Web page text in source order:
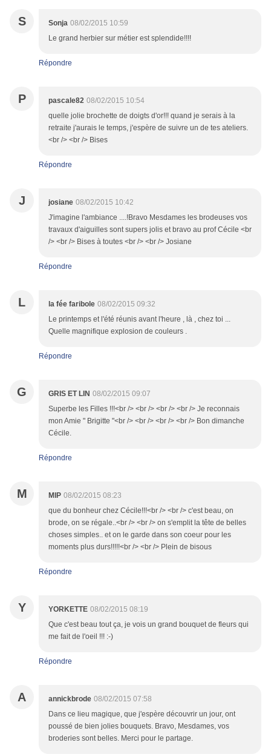
S Sonja 08/02/2015 10:59
Le grand herbier sur métier est splendide!!!!
Répondre
P pascale82 08/02/2015 10:54
quelle jolie brochette de doigts d'or!!! quand je serais à la
retraite j'aurais le temps, j'espère de suivre un de tes ateliers.
<br /> <br /> Bises
Répondre
J josiane 08/02/2015 10:42
J'imagine l'ambiance ....!Bravo Mesdames les brodeuses vos
travaux d'aiguilles sont supers jolis et bravo au prof Cécile <br
/> <br /> Bises à toutes <br /> <br /> Josiane
Répondre
L la fée faribole 08/02/2015 09:32
Le printemps et l'été réunis avant l'heure , là , chez toi ...
Quelle magnifique explosion de couleurs .
Répondre
G GRIS ET LIN 08/02/2015 09:07
Superbe les Filles !!!<br /> <br /> <br /> <br /> Je reconnais
mon Amie " Brigitte "<br /> <br /> <br /> <br /> Bon dimanche
Cécile.
Répondre
M MIP 08/02/2015 08:23
que du bonheur chez Cécile!!!<br /> <br /> c'est beau, on
brode, on se régale..<br /> <br /> on s'emplit la tête de belles
choses simples.. et on le garde dans son coeur pour les
moments plus durs!!!!!<br /> <br /> Plein de bisous
Répondre
Y YORKETTE 08/02/2015 08:19
Que c'est beau tout ça, je vois un grand bouquet de fleurs qui
me fait de l'oeil !!! :-)
Répondre
A annickbrode 08/02/2015 07:58
Dans ce lieu magique, que j'espère découvrir un jour, ont
poussé de bien jolies bouquets. Bravo, Mesdames, vos
broderies sont belles. Merci pour le partage.